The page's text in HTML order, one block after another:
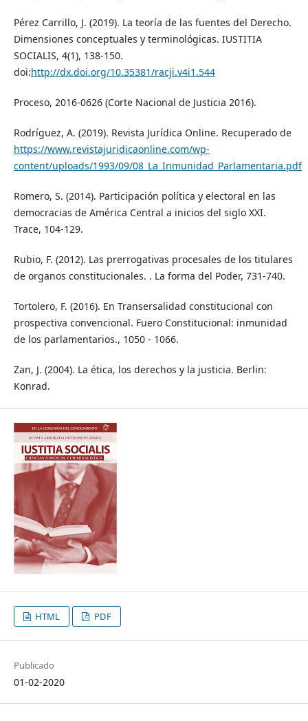
Pérez Carrillo, J. (2019). La teoría de las fuentes del Derecho.
Dimensiones conceptuales y terminológicas. IUSTITIA
SOCIALIS, 4(1), 138-150.
doi:http://dx.doi.org/10.35381/racji.v4i1.544
Proceso, 2016-0626 (Corte Nacional de Justicia 2016).
Rodríguez, A. (2019). Revista Jurídica Online. Recuperado de
https://www.revistajuridicaonline.com/wp-
content/uploads/1993/09/08_La_Inmunidad_Parlamentaria.pdf
Romero, S. (2014). Participación política y electoral en las
democracias de América Central a inicios del siglo XXI.
Trace, 104-129.
Rubio, F. (2012). Las prerrogativas procesales de los titulares
de organos constitucionales. . La forma del Poder, 731-740.
Tortolero, F. (2016). En Transersalidad constitucional con
prospectiva convencional. Fuero Constitucional: inmunidad
de los parlamentarios., 1050 - 1066.
Zan, J. (2004). La ética, los derechos y la justicia. Berlin:
Konrad.
HTML PDF
Publicado
01-02-2020